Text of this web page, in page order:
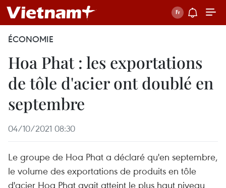
ÉCONOMIE
Hoa Phat : les exportations
de tôle d'acier ont doublé en
septembre
04/10/2021 08:30
Le groupe de Hoa Phat a déclaré qu'en septembre,
le volume des exportations de produits en tôle
d'acier Hoa Phat avait atteint le plus haut niveau